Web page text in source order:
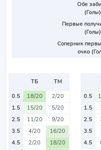
Обе
(Голы)
Первые
(Голы)
Соперник
очко
ТБ
ТМ
0.5
18/20
2/20
1.5
15/20
5/20
2.5
11/20
9/20
3.5
4/20
16/20
4.5
2/20
18/20
0.5
1.5
2.5
3.5
4.5